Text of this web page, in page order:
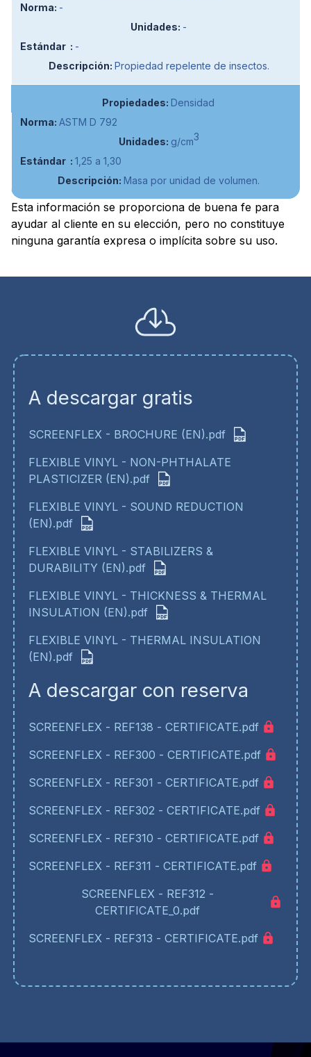
-
-
-
Propiedad repelente de insectos.
Densidad
ASTM D 792
g/cm3
1,25 a 1,30
Masa por unidad de volumen.
Esta información se proporciona de buena fe para
ayudar al cliente en su elección, pero no constituye
ninguna garantía expresa o implícita sobre su uso.
A descargar gratis
SCREENFLEX - BROCHURE (EN).pdf
FLEXIBLE VINYL - NON-PHTHALATE
PLASTICIZER (EN).pdf
FLEXIBLE VINYL - SOUND REDUCTION
(EN).pdf
FLEXIBLE VINYL - STABILIZERS &
DURABILITY (EN).pdf
FLEXIBLE VINYL - THICKNESS & THERMAL
INSULATION (EN).pdf
FLEXIBLE VINYL - THERMAL INSULATION
(EN).pdf
A descargar con reserva
SCREENFLEX - REF138 - CERTIFICATE.pdf
SCREENFLEX - REF300 - CERTIFICATE.pdf
SCREENFLEX - REF301 - CERTIFICATE.pdf
SCREENFLEX - REF302 - CERTIFICATE.pdf
SCREENFLEX - REF310 - CERTIFICATE.pdf
SCREENFLEX - REF311 - CERTIFICATE.pdf
SCREENFLEX - REF312 -
CERTIFICATE_0.pdf
SCREENFLEX - REF313 - CERTIFICATE.pdf